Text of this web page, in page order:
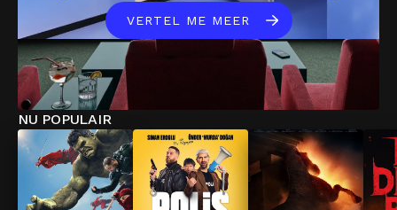
VERTEL ME MEER
NU POPULAIR